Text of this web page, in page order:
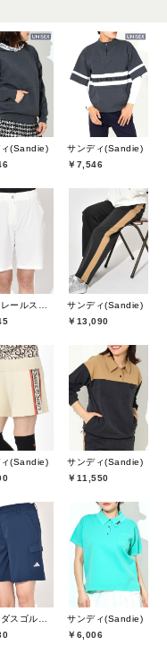
(Sandie)
サンディ(Sandie)
￥7,546
サンディ(Sandie)
￥13,090
(Sandie)
サンディ(Sandie)
￥11,550
サンディ(Sandie)
￥6,006